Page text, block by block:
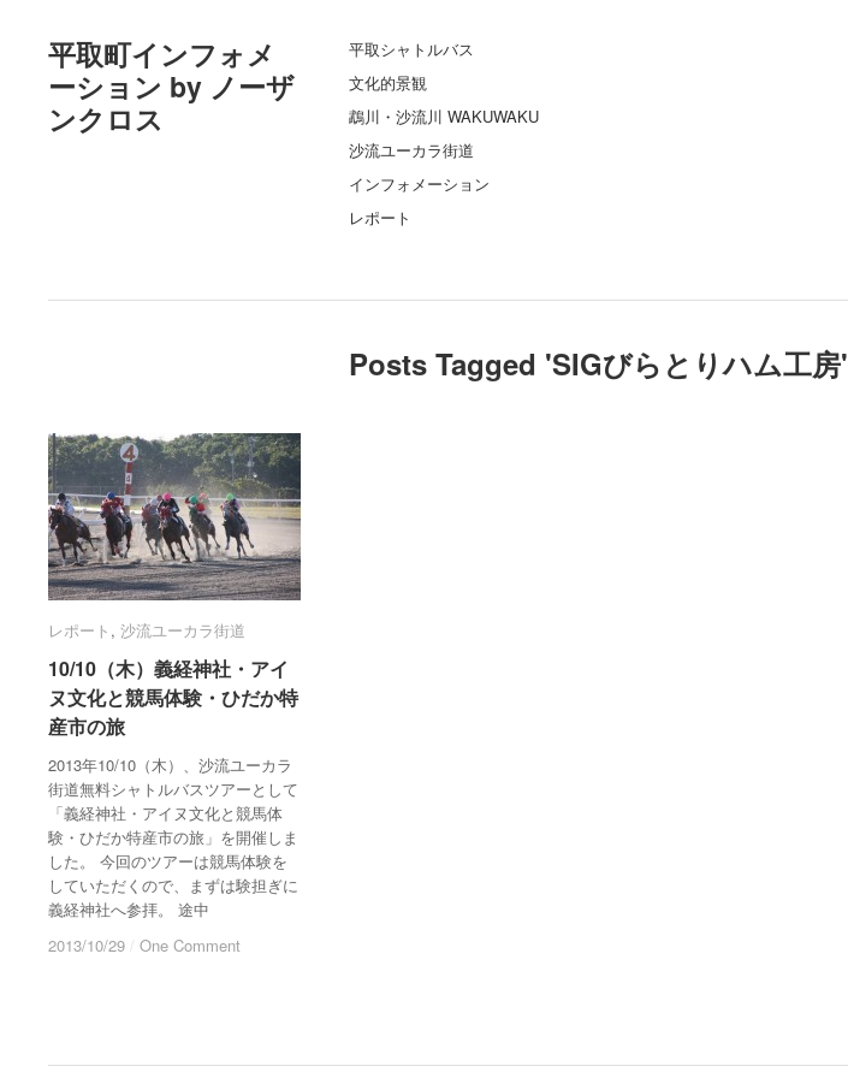
平取町インフォメ
ーション by ノーザ
ンクロス
平取シャトルバス
文化的景観
鵡川・沙流川 WAKUWAKU
沙流ユーカラ街道
インフォメーション
レポート
Posts Tagged 'SIGびらとりハム工房'
レポート , 沙流ユーカラ街道
10/10（木）義経神社・アイ
ヌ文化と競馬体験・ひだか特
産市の旅
2013年10/10（木）、沙流ユーカラ
街道無料シャトルバスツアーとして
「義経神社・アイヌ文化と競馬体
験・ひだか特産市の旅」を開催しま
した。 今回のツアーは競馬体験を
していただくので、まずは験担ぎに
義経神社へ参拝。 途中
2013/10/29 / One Comment
レポート 沙流ユーカラ街道
10/10（木）義経神社・アイ
ヌ文化と競馬体験・ひだか特
産市の旅
2013/10/29 / One Comment